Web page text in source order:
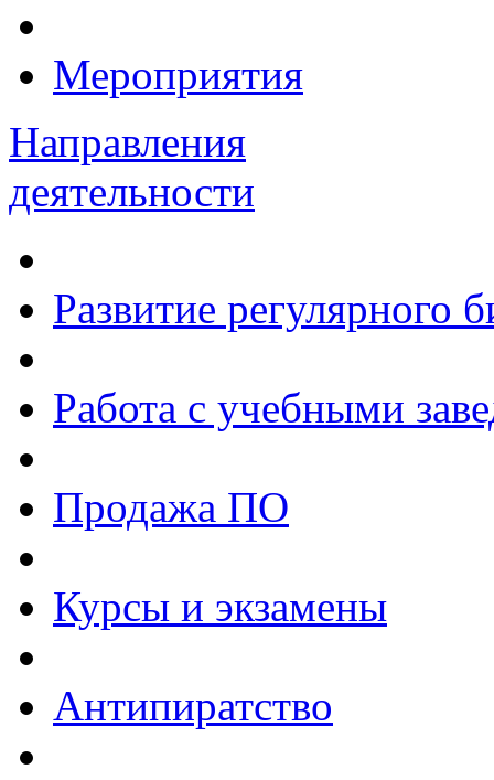
Мероприятия
Направления
деятельности
Развитие регулярного
Работа с учебными
Продажа ПО
Курсы и экзамены
Антипиратство